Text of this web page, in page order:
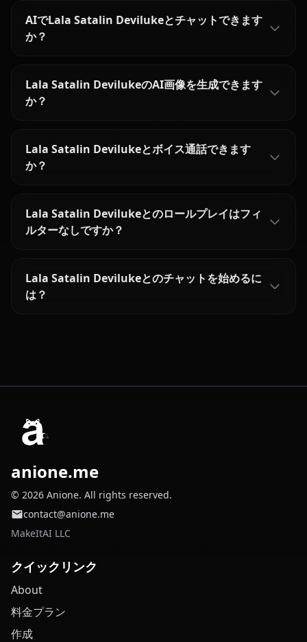
AIでLala Satalin Devilukeとチャットできます
か？
Lala Satalin DevilukeのAI画像を生成できます
か？
Lala Satalin Devilukeとボイス通話できます
か？
Lala Satalin Devilukeとのロールプレイはフィ
ルターなしですか？
Lala Satalin Devilukeとのチャットを始めるに
は？
anione.me
© 2026 Anione. All rights reserved.
contact@anione.me
MakeItAI LLC
クイックリンク
About
料金プラン
作成